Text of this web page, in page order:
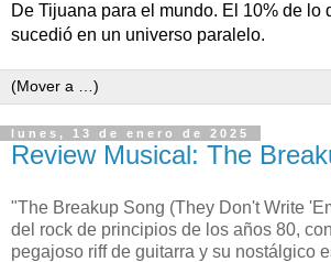
De Tijuana para el mundo. El 10% de lo
sucedió en un universo paralelo.
lunes, 13 de enero de 2025
Review Musical: The
"The Breakup Song (They Don't Write
del rock de principios de los años 80,
pegajoso riff de guitarra y su nostálgico